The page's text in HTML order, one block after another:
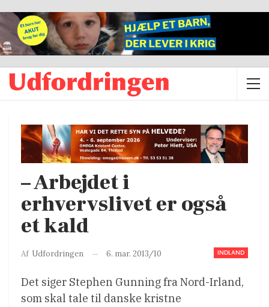
– Arbejdet i
erhvervslivet er også
et kald
INDLAND
Af Udfordringen 6. mar. 2013/10
Det siger Stephen Gunning fra Nord-Irland,
som skal tale til danske kristne